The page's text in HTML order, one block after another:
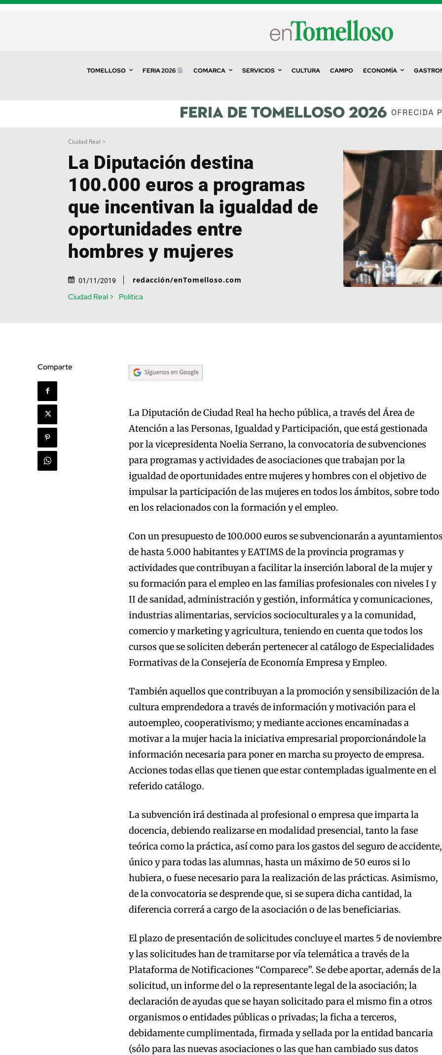
TOMELLOSO FERIA 2026 COMARCA SERVICIOS CULTURA CAMPO ECONOMÍA
Ciudad Real >
La Diputación destina
100.000 euros a programas
que incentivan la igualdad de
oportunidades entre
hombres y mujeres
01/11/2019 redacción/enTomelloso.com
Ciudad Real > Política
Comparte
La Diputación de Ciudad Real ha hecho pública, a través del Área de
Atención a las Personas, Igualdad y Participación, que está gestionada
por la vicepresidenta Noelia Serrano, la convocatoria de subvenciones
para programas y actividades de asociaciones que trabajan por la
igualdad de oportunidades entre mujeres y hombres con el objetivo de
impulsar la participación de las mujeres en todos los ámbitos, sobre todo
en los relacionados con la formación y el empleo.
Con un presupuesto de 100.000 euros se subvencionarán a
de hasta 5.000 habitantes y EATIMS de la provincia programas y
actividades que contribuyan a facilitar la inserción laboral de la mujer y
su formación para el empleo en las familias profesionales con niveles I y
II de sanidad, administración y gestión, informática y comunicaciones,
industrias alimentarias, servicios socioculturales y a la comunidad,
comercio y marketing y agricultura, teniendo en cuenta que todos los
cursos que se soliciten deberán pertenecer al catálogo de Especialidades
Formativas de la Consejería de Economía Empresa y Empleo.
También aquellos que contribuyan a la promoción y sensibilización de la
cultura emprendedora a través de información y motivación para el
autoempleo, cooperativismo; y mediante acciones encaminadas a
motivar a la mujer hacia la iniciativa empresarial proporcionándole la
información necesaria para poner en marcha su proyecto de empresa.
Acciones todas ellas que tienen que estar contempladas igualmente en el
referido catálogo.
La subvención irá destinada al profesional o empresa que imparta la
docencia, debiendo realizarse en modalidad presencial, tanto la fase
teórica como la práctica, así como para los gastos del seguro de accidente,
único y para todas las alumnas, hasta un máximo de 50 euros si lo
hubiera, o fuese necesario para la realización de las prácticas. Asimismo,
de la convocatoria se desprende que, si se supera dicha cantidad, la
diferencia correrá a cargo de la asociación o de las beneficiarias.
El plazo de presentación de solicitudes concluye el martes 5 de noviembre
y las solicitudes han de tramitarse por vía telemática a través de la
Plataforma de Notificaciones “Comparece”. Se debe aportar, además de la
solicitud, un informe del o la representante legal de la asociación; la
declaración de ayudas que se hayan solicitado para el mismo fin a otros
organismos o entidades públicas o privadas; la ficha a terceros,
debidamente cumplimentada, firmada y sellada por la entidad bancaria
(sólo para las nuevas asociaciones o las que han cambiado sus datos